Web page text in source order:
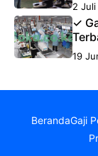
2 Juli
✓
19
BerandaGaji